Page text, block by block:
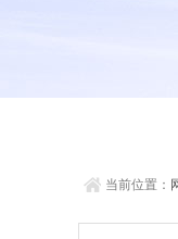
当前位置：